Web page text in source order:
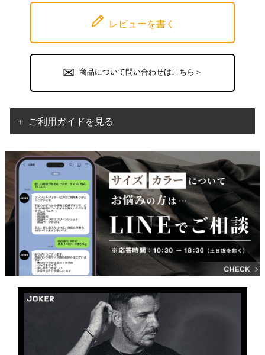
レビューを書く
商品について問い合わせはこちら＞
＋ ご利用ガイドを見る